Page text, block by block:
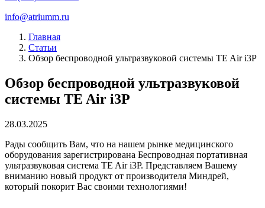
info@atriumm.ru
Главная
Статьи
Обзор беспроводной ультразвуковой системы TE Air i3P
Обзор беспроводной ультразвуковой
системы TE Air i3P
28.03.2025
Рады сообщить Вам, что на нашем рынке медицинского
оборудования зарегистрирована Беспроводная портативная
ультразвуковая система TE Air i3P. Представляем Вашему
вниманию новый продукт от производителя Миндрей,
который покорит Вас своими технологиями!